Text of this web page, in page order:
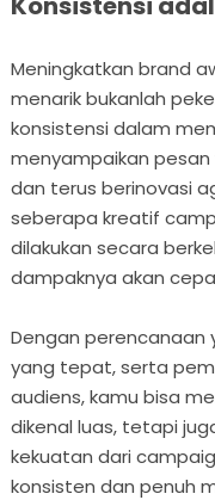
Meningkatkan brand
menarik bukanlah
konsistensi dalam
menyampaikan
dan terus berinovasi
seberapa kreatif
dilakukan secara
dampaknya akan
Dengan perencanaan
yang tepat, serta
audiens, kamu bisa
dikenal luas, tetapi
kekuatan dari
konsisten dan penuh